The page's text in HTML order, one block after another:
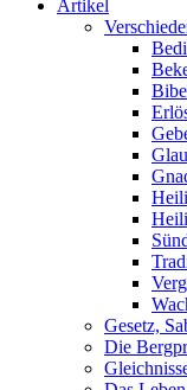
Artikel
Gesetz,
Die